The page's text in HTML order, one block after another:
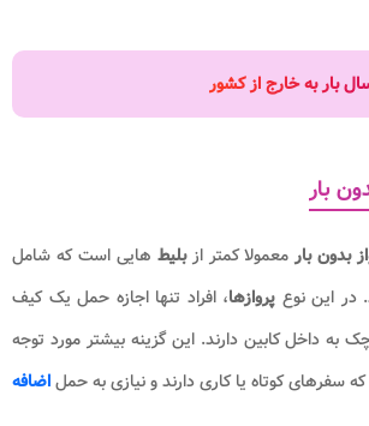
بار به خارج از کشور
بار
بدون بارمعمولا کمتر ازبلیط هایی است که شامل
این نوع پروازها، افراد تنها اجازه حمل یک کیف
به داخل کابین دارند. این گزینه بیشتر مورد توجه
سفرهای کوتاه یا کاری دارند و نیازی به حملاضافه